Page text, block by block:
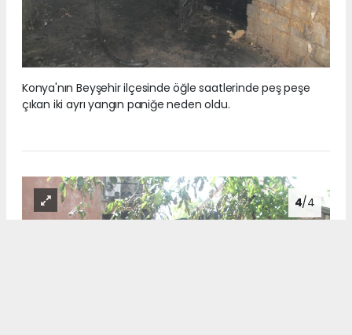
Konya'nın Beyşehir ilçesinde öğle saatlerinde peş peşe
çıkan iki ayrı yangın paniğe neden oldu.
4/4